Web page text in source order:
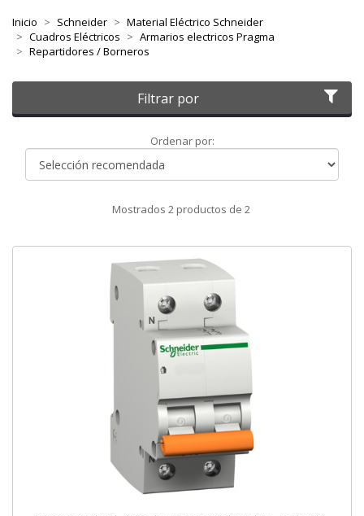
Inicio Schneider
Material Eléctrico Schneider
Cuadros Eléctricos
Armarios electricos Pragma
Repartidores / Borneros
Filtrar por
Ordenar por:Ordenar
Mostrados 2productos de 2